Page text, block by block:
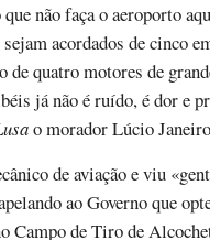
não faça o aeroporto
acordados de cinco
quatro motores de
já não é ruído, é dor e
o morador Lúcio
de aviação e viu
ao Governo que
Campo de Tiro de